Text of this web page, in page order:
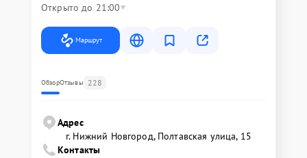
Открыто до 21:00
Маршрут
ОбзорОтзывы 228
Адрес
г. Нижний Новгород, Полтавская улица, 15
Контакты